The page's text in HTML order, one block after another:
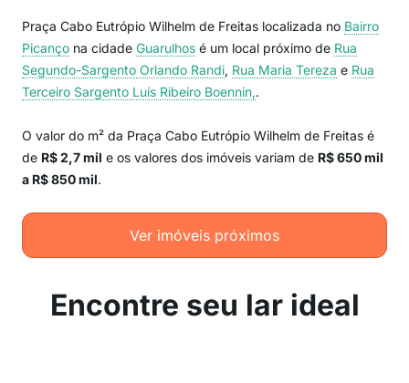
Praça Cabo Eutrópio Wilhelm de Freitas localizada no Bairro
Picanço na cidade Guarulhos é um local próximo de Rua
Segundo-Sargento Orlando Randi, Rua Maria Tereza e Rua
Terceiro Sargento Luís Ribeiro Boennin,.
O valor do m² da Praça Cabo Eutrópio Wilhelm de Freitas é
de R$ 2,7 mil e os valores dos imóveis variam de R$ 650 mil
a R$ 850 mil.
Ver imóveis próximos
Encontre seu lar ideal